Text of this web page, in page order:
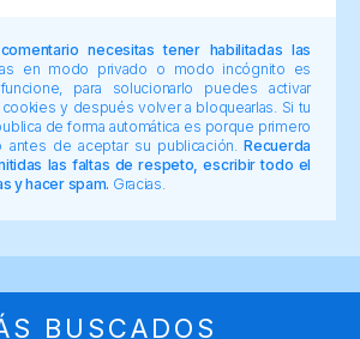
necesitas tener habilitadas las
en modo privado o modo incógnito es
para solucionarlo puedes activar
y después volver a bloquearlas. Si tu
de forma automática es porque primero
antes de aceptar su publicación.Recuerda
las faltas de respeto, escribir todo el
y hacer spam. Gracias.
BUSCADOS